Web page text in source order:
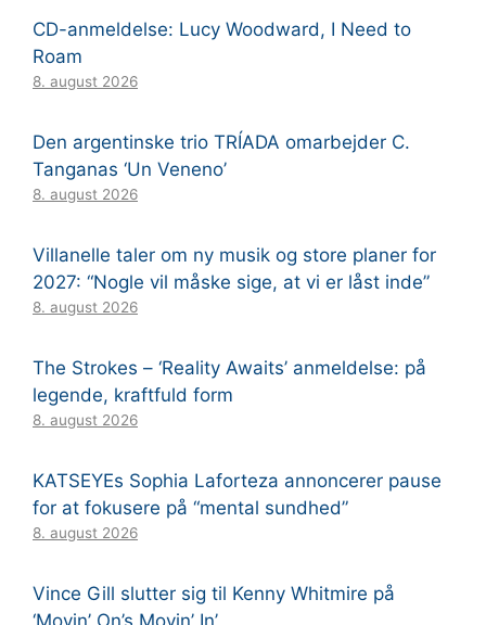
CD-anmeldelse: Lucy Woodward, I Need to
Roam
8. august 2026
Den argentinske trio TRÍADA omarbejder C.
Tanganas ‘Un Veneno’
8. august 2026
Villanelle taler om ny musik og store planer for
2027: “Nogle vil måske sige, at vi er låst inde”
8. august 2026
The Strokes – ‘Reality Awaits’ anmeldelse: på
legende, kraftfuld form
8. august 2026
KATSEYEs Sophia Laforteza annoncerer pause
for at fokusere på “mental sundhed”
8. august 2026
Vince Gill slutter sig til Kenny Whitmire på
‘Movin’ On’s Movin’ In’